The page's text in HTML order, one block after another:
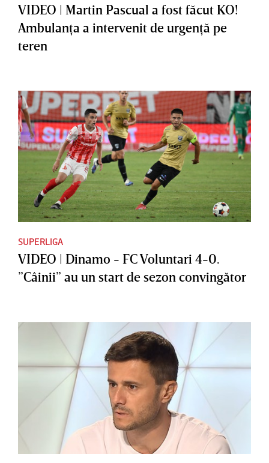
VIDEO | Martin Pascual a fost făcut KO!
Ambulanţa a intervenit de urgenţă pe
teren
SUPERLIGA
VIDEO | Dinamo - FC Voluntari 4-0.
”Câinii” au un start de sezon convingător